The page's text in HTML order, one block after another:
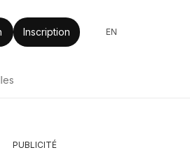
Inscription EN
PUBLICITÉ